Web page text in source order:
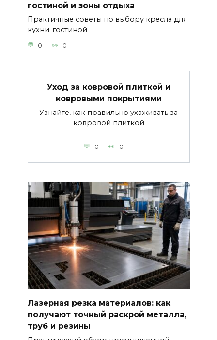
гостиной и зоны отдыха
Практичные советы по выбору кресла для
кухни-гостиной
0 0
Уход за ковровой плиткой и
ковровыми покрытиями
Узнайте, как правильно ухаживать за
ковровой плиткой
0 0
Лазерная резка материалов: как
получают точный раскрой металла,
труб и резины